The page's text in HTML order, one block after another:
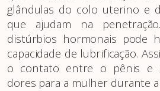
glândulas do colo uterino e
que ajudam na
distúrbios hormonais pode
capacidade de lubrificação.
o contato entre o pênis e
dores para a mulher durante